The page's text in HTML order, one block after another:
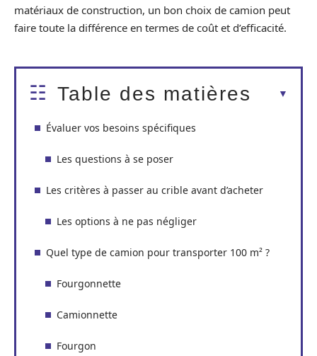
matériaux de construction, un bon choix de camion peut
faire toute la différence en termes de coût et d’efficacité.
Table des matières
Évaluer vos besoins spécifiques
Les questions à se poser
Les critères à passer au crible avant d’acheter
Les options à ne pas négliger
Quel type de camion pour transporter 100 m² ?
Fourgonnette
Camionnette
Fourgon